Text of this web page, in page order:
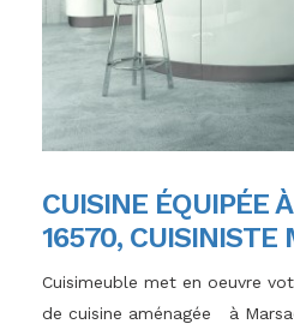
CUISINE ÉQUIPÉE
16570, CUISINISTE
Cuisimeuble met en oeuvre
de cuisine aménagée à